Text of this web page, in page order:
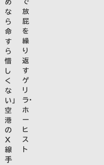
な
ら
命
す
ら
惜
し
く
な
い」
空
港
の
Ｘ
線
手
放
屁
を
繰
り
返
す
ゲ
リ
ラ・
ホ
ー
ヒ
ス
ト